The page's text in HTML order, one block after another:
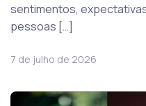
sentimentos,
pessoas […]
7 de julho de 2026